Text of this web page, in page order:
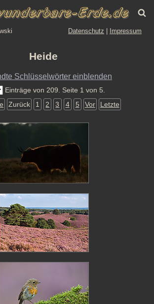
Datenschutz Impressum
Heide
Schlüsselwörter einblenden
Einträge von 209. Seite 1 von 5.
Zurück 1 2 3 4 5 Vor Letzte